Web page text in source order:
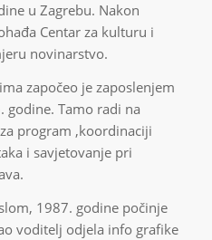
u Zagrebu. Nakon
Centar za kulturu i
novinarstvo.
započeo je zaposlenjem
godine. Tamo radi na
program ,koordinaciji
i savjetovanje pri
1987. godine počinje
voditelj odjela info grafike